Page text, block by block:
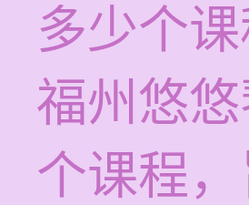
多少个课
福州悠
个课程